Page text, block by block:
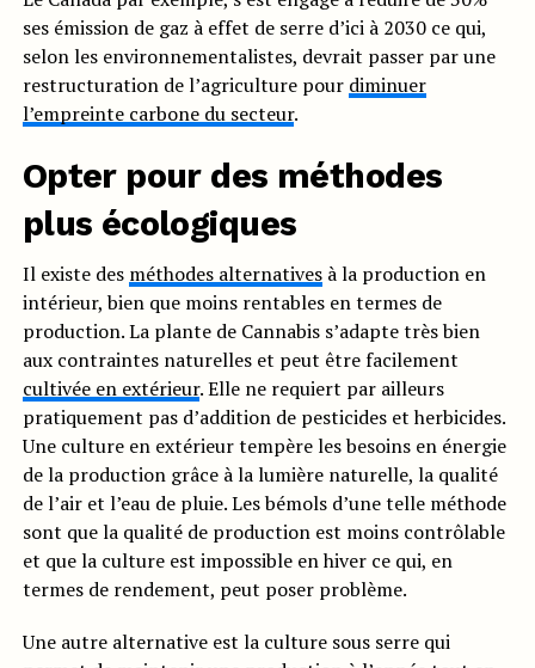
ses émission de gaz à effet de serre d’ici à 2030 ce qui,
selon les environnementalistes, devrait passer par une
restructuration de l’agriculture pour diminuer
l’empreinte carbone du secteur.
Opter pour des méthodes
plus écologiques
Il existe des méthodes alternativesà la production en
intérieur, bien que moins rentables en termes de
production. La plante de Cannabis s’adapte très bien
aux contraintes naturelles et peut être facilement
cultivée en extérieur. Elle ne requiert par ailleurs
pratiquement pas d’addition de pesticides et herbicides.
Une culture en extérieur tempère les besoins en énergie
de la production grâce à la lumière naturelle, la qualité
de l’air et l’eau de pluie. Les bémols d’une telle méthode
sont que la qualité de production est moins contrôlable
et que la culture est impossible en hiver ce qui, en
termes de rendement, peut poser problème.
Une autre alternative est la culture sous serre qui